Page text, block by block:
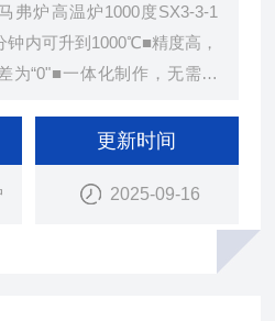
弗炉高温炉1000度SX3-3-1
钟内可升到1000℃■精度高，
为“0"■一体化制作，无需安
，二级超温保护。■重量比传
工作室尺寸大，同样的外型
大50%
更新时间
2025-09-16